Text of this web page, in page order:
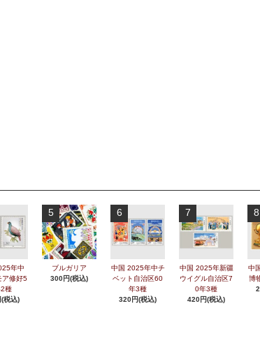
年中
ア修好5
種
税込)
5
ブルガリア
300円(税込)
6
中国 2025年中チ
ベット自治区60
年3種
320円(税込)
7
中国 2025年新疆
ウイグル自治区7
0年3種
420円(税込)
8
中
博